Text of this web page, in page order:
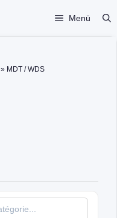
Menü
» MDT / WDS